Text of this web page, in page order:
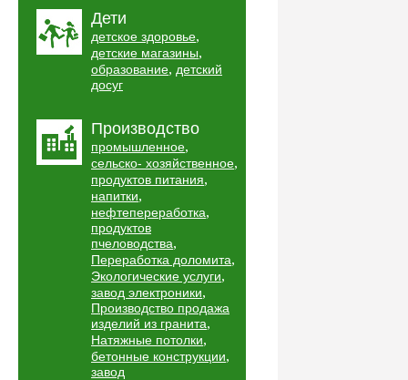
Дети
детское здоровье,
детские магазины,
образование, детский
досуг
Производство
промышленное,
сельско- хозяйственное,
продуктов питания,
напитки,
нефтепереработка,
продуктов
пчеловодства,
Переработка доломита,
Экологические услуги,
завод электроники,
Производство продажа
изделий из гранита,
Натяжные потолки,
бетонные конструкции,
завод